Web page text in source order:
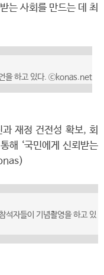
는 사회를 만드는 데 최
을 하고 있다. ⓒkonas.net
재정 건전성 확보, 회
해 ‘국민에게 신뢰받는
석자들이 기념촬영을 하고 있